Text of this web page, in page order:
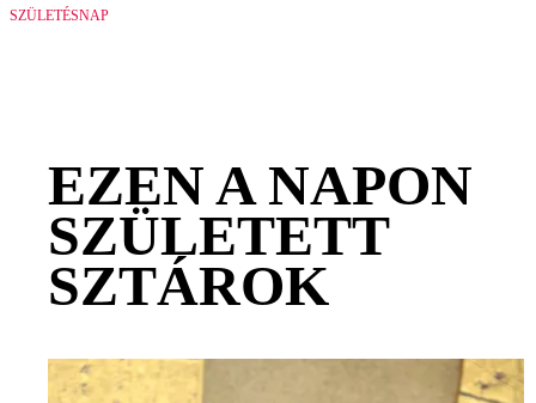
SZÜLETÉSNAP
EZEN A NAPON
SZÜLETETT
SZTÁROK